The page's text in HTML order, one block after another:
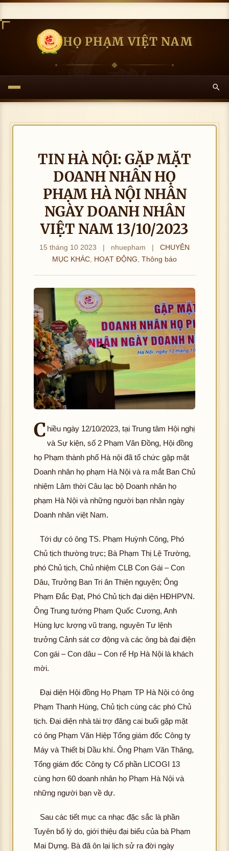
HỌ PHẠM VIỆT NAM
TIN HÀ NỘI: GẶP MẶT
DOANH NHÂN HỌ
PHẠM HÀ NỘI NHÂN
NGÀY DOANH NHÂN
VIỆT NAM 13/10/2023
15 tháng 10 2023 | nhuepham |
CHUYÊN
MỤC KHÁC HOẠT ĐỘNG Thông báo
C hiều ngày 12/10/2023, tại Trung tâm Hội nghị
và Sự kiện, số 2 Phạm Văn Đồng, Hội đồng
họ Phạm thành phố Hà nội đã tổ chức gặp mặt
Doanh nhân họ phạm Hà Nội và ra mắt Ban Chủ
nhiệm Lâm thời Câu lạc bộ Doanh nhân họ
phạm Hà Nội và những người bạn nhân ngày
Doanh nhân việt Nam.
Tới dự có ông TS. Phạm Huỳnh Công, Phó
Chủ tịch thường trực; Bà Phạm Thị Lệ Trường,
phó Chủ tịch, Chủ nhiệm CLB Con Gái – Con
Dâu, Trưởng Ban Tri ân Thiện nguyện; Ông
Phạm Đắc Đạt, Phó Chủ tịch đại diện HĐHPVN.
Ông Trung tướng Phạm Quốc Cương, Anh
Hùng lực lượng vũ trang, nguyên Tư lệnh
trưởng Cảnh sát cơ động và các ông bà đại điện
Con gái – Con dâu – Con rể Hp Hà Nội là khách
mời.
Đại diện Hội đồng Họ Phạm TP Hà Nội có ông
Phạm Thanh Hùng, Chủ tịch cùng các phó Chủ
tịch. Đại diện nhà tài trợ đăng cai buổi gặp mặt
có ông Phạm Văn Hiệp Tổng giám đốc Công ty
Máy và Thiết bị Dầu khí. Ông Phạm Văn Thăng,
Tổng giám đốc Công ty Cổ phần LICOGI 13
cùng hơn 60 doanh nhân họ Phạm Hà Nội và
những người bạn về dự.
Sau các tiết mục ca nhạc đặc sắc là phần
Tuyên bố lý do, giới thiệu đại biểu của bà Phạm
Mai Dựng. Bà đã ôn lại lịch sử ra đời ngày